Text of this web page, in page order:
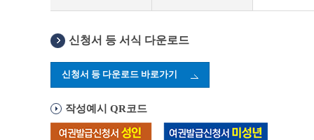
신청서 등 서식 다운로드
신청서 등 다운로드 바로가기
작성예시 QR코드